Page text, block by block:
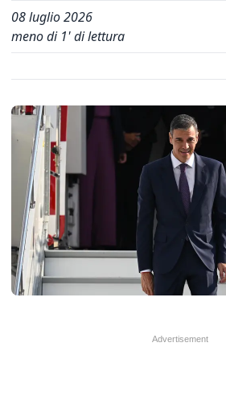
08 luglio 2026
meno di 1' di lettura